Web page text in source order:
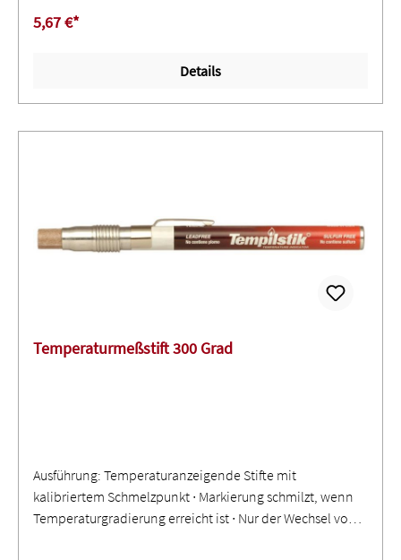
5,67 €*
Details
Temperaturmeßstift 300 Grad
Ausführung: Temperaturanzeigende Stifte mit
kalibriertem Schmelzpunkt ∙ Markierung schmilzt, wenn
Temperaturgradierung erreicht ist ∙ Nur der Wechsel vom